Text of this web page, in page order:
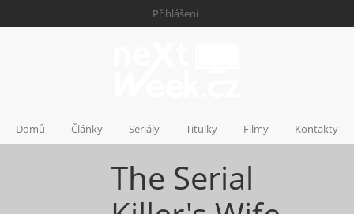
Přihlášení
Domů Články Seriály Titulky Filmy Kontakty
The Serial